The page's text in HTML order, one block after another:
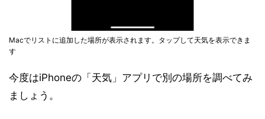
Macでリストに追加した場所が表示されます。タップして天気を表示できま
す
今度はiPhoneの「天気」アプリで別の場所を調べてみ
ましょう。